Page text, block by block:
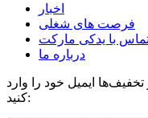
اخبار
فرصت های شغلی
با یدکی مارکت
درباره ما
ایمیل خود را وارد
کنید: